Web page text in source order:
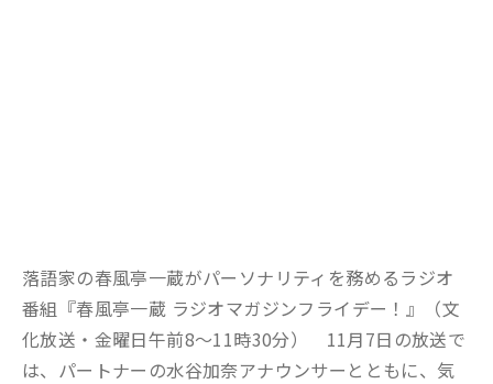
落語家の春風亭一蔵がパーソナリティを務めるラジオ
番組『春風亭一蔵 ラジオマガジンフライデー！』（文
化放送・金曜日午前8〜11時30分） 11月7日の放送で
は、パートナーの水谷加奈アナウンサーとともに、気